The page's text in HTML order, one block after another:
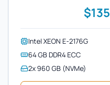
$135
Intel XEON E-2176G
64 GB DDR4 ECC
2x 960 GB (NVMe)